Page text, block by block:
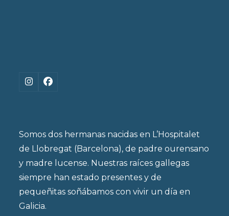
Instagram
Facebook
Somos dos hermanas nacidas en L’Hospitalet
de Llobregat (Barcelona), de padre ourensano
y madre lucense. Nuestras raíces gallegas
siempre han estado presentes y de
pequeñitas soñábamos con vivir un día en
Galicia.